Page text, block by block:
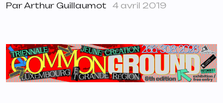
ParArthur Guillaumot 4 avril 2019